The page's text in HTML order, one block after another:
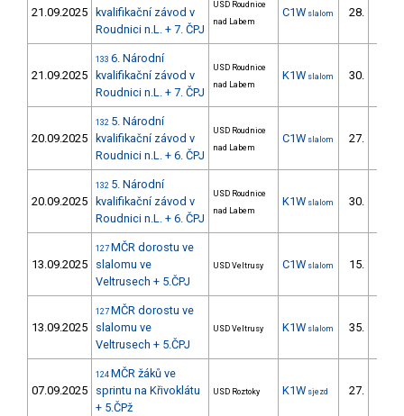
21.09.2025
kvalifikační závod v
Roudnici n.L. + 7. ČPJ
USD Roudnice
nad Labem
C1W slalom 28.
21.09.2025
133 6. Národní
kvalifikační závod v
Roudnici n.L. + 7. ČPJ
USD Roudnice
nad Labem
K1W slalom 30.
20.09.2025
132 5. Národní
kvalifikační závod v
Roudnici n.L. + 6. ČPJ
USD Roudnice
nad Labem
C1W slalom 27.
20.09.2025
132 5. Národní
kvalifikační závod v
Roudnici n.L. + 6. ČPJ
USD Roudnice
nad Labem
K1W slalom 30.
13.09.2025
127 MČR dorostu ve
slalomu ve
Veltrusech + 5.ČPJ
USD Veltrusy C1W slalom 15.
13.09.2025
127 MČR dorostu ve
slalomu ve
Veltrusech + 5.ČPJ
USD Veltrusy K1W slalom 35.
07.09.2025
124 MČR žáků ve
sprintu na Křivoklátu
+ 5.ČPž
USD Roztoky K1W sjezd 27.